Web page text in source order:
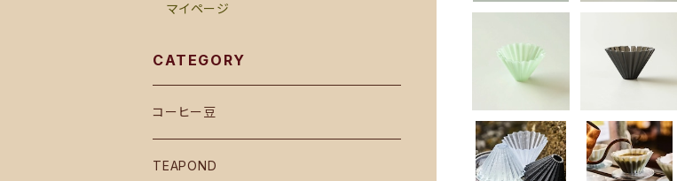
マイページ
CATEGORY
コーヒー豆
TEAPOND